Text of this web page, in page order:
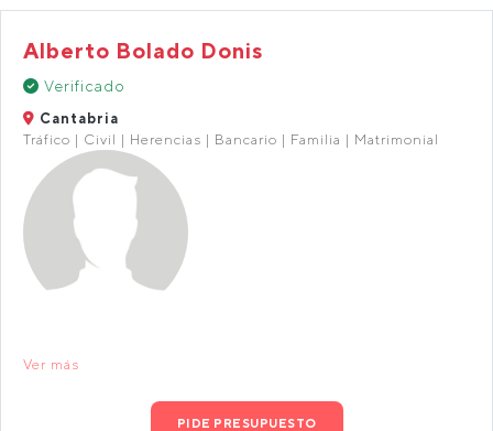
Alberto Bolado Donis
Verificado
Cantabria
Tráfico | Civil | Herencias | Bancario | Familia | Matrimonial
Ver más
PIDE PRESUPUESTO